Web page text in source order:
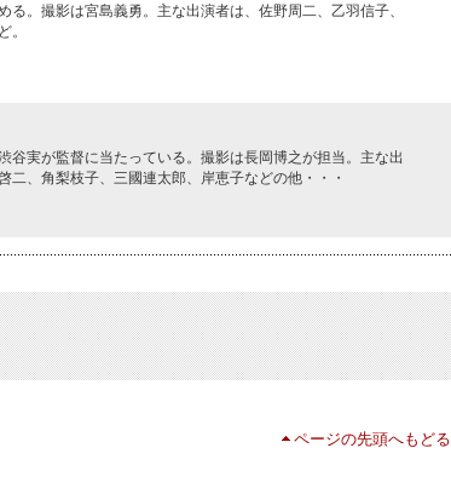
。撮影は宮島義勇。主な出演者は、佐野周二、乙羽信子、
。
実が監督に当たっている。撮影は長岡博之が担当。主な出
、角梨枝子、三國連太郎、岸恵子などの他・・・
ページの先頭へもどる